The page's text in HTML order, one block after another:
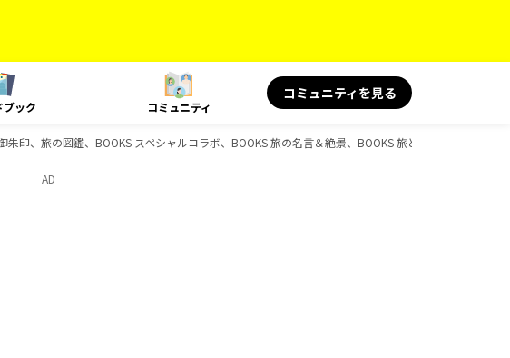
ブック コミュニティ
コミュニティを見る
印、旅の図鑑、BOOKS スペシャルコラボ、BOOKS 旅の名言＆絶景、BOOKS 旅と健康、D-Booksの
AD